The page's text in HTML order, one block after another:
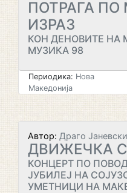
ПОТРАГА ПО
ИЗРАЗ
КОН ДЕНОВИТЕ НА
МУЗИКА 98
Периодика: Нова
Македонија
Автор: Драго Јаневски
ДВИЖЕЧКА
КОНЦЕРТ ПО
ЈУБИЛЕЈ НА
УМЕТНИЦИ НА